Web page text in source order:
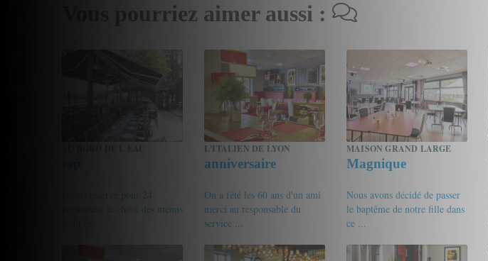
Vous pourriez aimer aussi :
j'avais réservé pour 24
personnes, le choix des menus
L'ITALIEN DE LYON
anniversaire
On a fêté les 60 ans d'un ami
merci au responsable du
service ...
MAISON GRAND LARGE
Magnique
Nous avons décidé de passer
le baptême de notre fille dans
ce ...